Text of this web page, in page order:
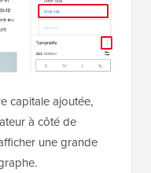
capitale ajoutée,
à côté de
une grande